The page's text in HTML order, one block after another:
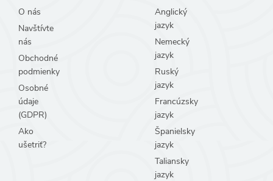
O nás
Navštívte
nás
Obchodné
podmienky
Osobné
údaje
(GDPR)
Ako
ušetriť?
Anglický
jazyk
Nemecký
jazyk
Ruský
jazyk
Francúzsky
jazyk
Španielsky
jazyk
Taliansky
jazyk